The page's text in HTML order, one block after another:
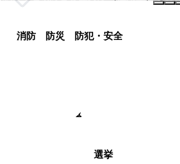
消防 防災 防犯・安全
町政情報
選挙